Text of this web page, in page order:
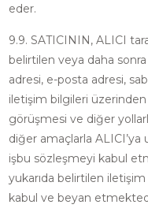
eder.
9.9. SATICININ, ALICI
belirtilen veya daha
adresi, e-posta adresi,
iletişim bilgileri
görüşmesi ve diğer
diğer amaçlarla ALICI’ya
işbu sözleşmeyi kabul
yukarıda belirtilen
kabul ve beyan